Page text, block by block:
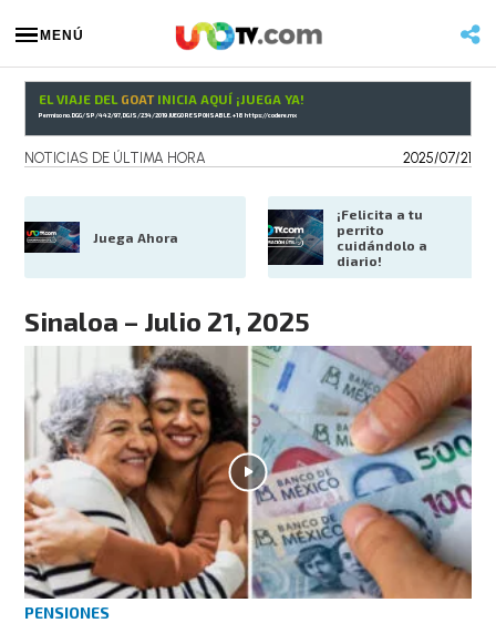
MENÚ
EL VIAJE DEL GOATINICIA AQUÍ ¡JUEGA YA!
Permiso no. DGG/SP/442/97, DGJS/234/2019 JUEGO RESPONSABLE. +18 https://codere.mx
NOTICIAS DE ÚLTIMA HORA 2025/07/21
Juega Ahora
¡Felicita a tu
perrito
cuidándolo a
diario!
Sinaloa – Julio 21, 2025
PENSIONES